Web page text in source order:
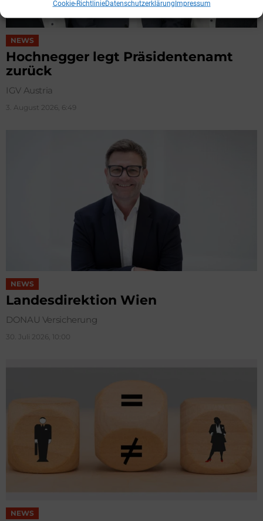
Cookie-RichtlinieDatenschutzerklärungImpressum
NEWS
Hochnegger legt Präsidentenamt
zurück
IGV Austria
3. August 2026, 6:49
NEWS
Landesdirektion Wien
DONAU Versicherung
30. Juli 2026, 10:00
NEWS